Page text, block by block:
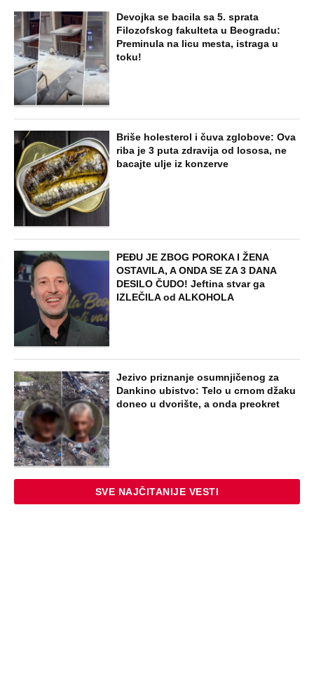
Devojka se bacila sa 5. sprata
Filozofskog fakulteta u Beogradu:
Preminula na licu mesta, istraga u
toku!
Briše holesterol i čuva zglobove: Ova
riba je 3 puta zdravija od lososa, ne
bacajte ulje iz konzerve
PEĐU JE ZBOG POROKA I ŽENA
OSTAVILA, A ONDA SE ZA 3 DANA
DESILO ČUDO! Jeftina stvar ga
IZLEČILA od ALKOHOLA
Jezivo priznanje osumnjičenog za
Dankino ubistvo: Telo u crnom džaku
doneo u dvorište, a onda preokret
SVE NAJČITANIJE VESTI